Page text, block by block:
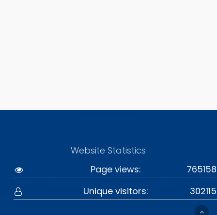
Website Statistics
Page views:
765158
Unique visitors:
302115